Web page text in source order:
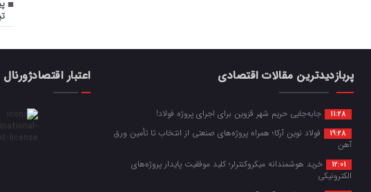
پربازدیدترین مقالات اقتصادی
11:28 جابه‌جایی حریم شهر قزوین برای اجرای پروژه فولاد!
19:28
فولاد نوین آرکا؛ همراه پروژه‌های صنعتی از انتخاب تا تأمین ورق
آهن
12:01
خرید هوشمندانه میکروکنترلر؛ کلید موفقیت پایدار پروژه‌های
الکترونیکی
اعتبار اقتصادژورنال